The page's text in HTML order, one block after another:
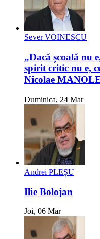
Sever VOINESCU
„Dacă școală nu
spirit critic nu e,
Nicolae
Duminica, 24 Mar
Andrei PLEȘU
Ilie Bolojan
Joi, 06 Mar